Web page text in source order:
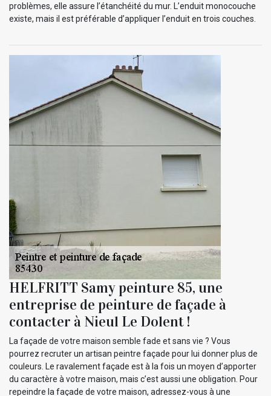
problèmes, elle assure l’étanchéité du mur. L’enduit monocouche
existe, mais il est préférable d’appliquer l’enduit en trois couches.
HELFRITT Samy peinture 85, une
entreprise de peinture de façade à
contacter à Nieul Le Dolent !
La façade de votre maison semble fade et sans vie ? Vous
pourrez recruter un artisan peintre façade pour lui donner plus de
couleurs. Le ravalement façade est à la fois un moyen d’apporter
du caractère à votre maison, mais c’est aussi une obligation. Pour
repeindre la façade de votre maison, adressez-vous à une